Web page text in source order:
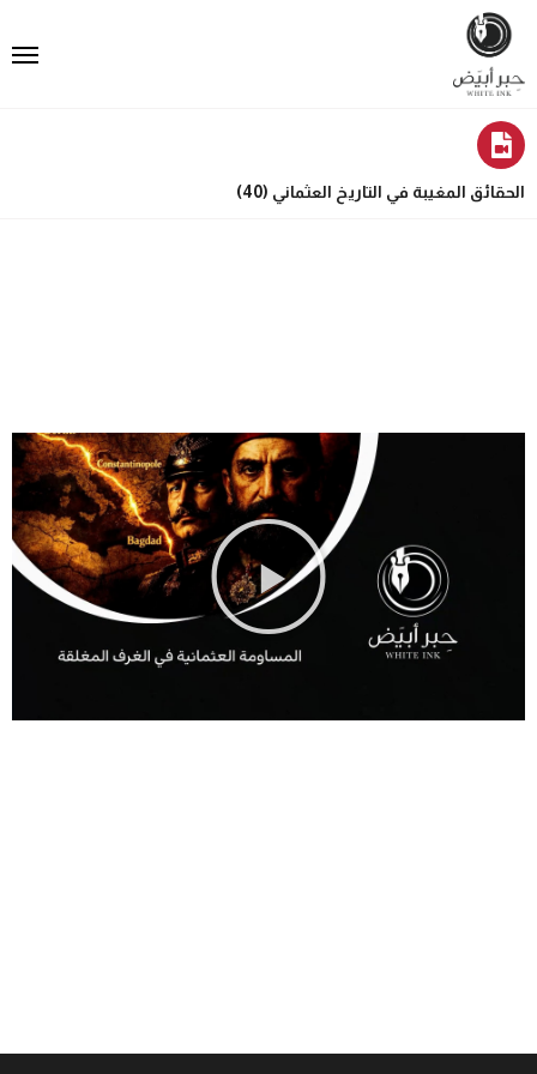
الحقائق المغيبة في التاريخ العثماني (40)